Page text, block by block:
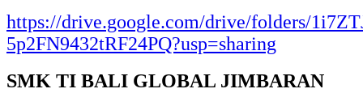
https://drive.google.com/drive/folders/
5p2FN9432tRF24PQ?usp=sharing
SMK TI BALI GLOBAL JIMBARAN